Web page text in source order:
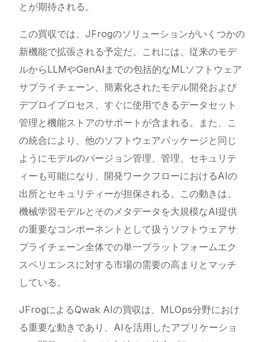
とが期待される。
この買収では、JFrogのソリューションがいくつかの
新機能で拡張される予定だ。これには、従来のモデ
ルからLLMやGenAIまでの包括的なMLソフトウェア
サプライチェーン、簡素化されたモデル開発および
デプロイプロセス、すぐに使用できるデータセット
管理と機能ストアのサポートが含まれる。また、こ
の統合により、他のソフトウェアパッケージと同じ
ようにモデルのバージョン管理、管理、セキュリテ
ィーも可能になり、開発ワークフローにおけるAIの
出所とセキュリティーが担保される。この動きは、
機械学習モデルとそのメタデータを大規模なAI提供
の重要なコンポーネントとして扱うソフトウェアサ
プライチェーン全体での単一プラットフォームエク
スペリエンスに対する市場の需要の高まりとマッチ
している。
JFrogによるQwak AIの買収は、MLOps分野におけ
る重要な動きであり、AIを活用したアプリケーショ